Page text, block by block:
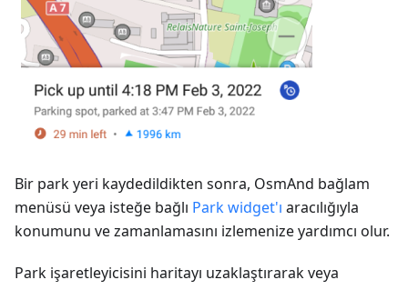
Bir park yeri kaydedildikten sonra, OsmAnd bağlam
menüsü veya isteğe bağlı Park widget'ı aracılığıyla
konumunu ve zamanlamasını izlemenize yardımcı olur.
Park işaretleyicisini haritayı uzaklaştırarak veya